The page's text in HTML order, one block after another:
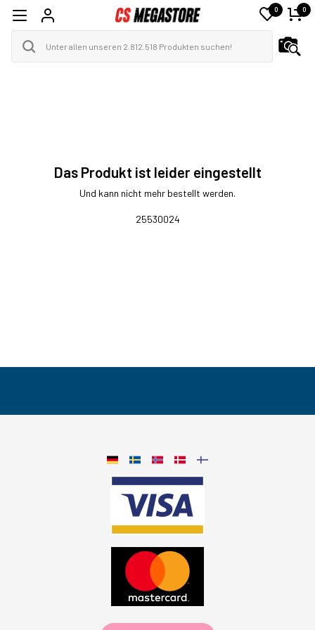
0 0
Das Produkt ist leider eingestellt
Und kann nicht mehr bestellt werden.
25530024